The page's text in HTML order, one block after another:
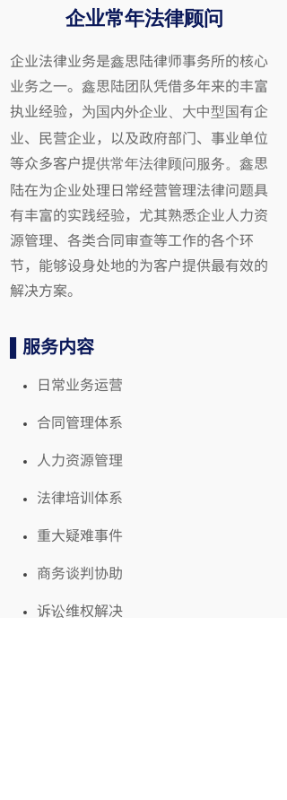
企业常年法律顾问
企业法律业务是鑫思陆律师事务所的核心
业务之一。鑫思陆团队凭借多年来的丰富
执业经验，
为国内外企业、大中型国 有企
业、民营企业，以及政府部门、事业单位
等众多客户提供常年法律顾问服务。 鑫思
陆在为企业处理日常经营管理法律问题具
有丰富的实践经验，尤其熟悉企业人力资
源管理、各类合同审查等工作的各个环
节，能够设身处地的为客户提供最有效的
解决方案。
▌服务内容
日常业务运营
合同管理体系
人力资源管理
法律培训体系
重大疑难事件
商务谈判协助
诉讼维权解决